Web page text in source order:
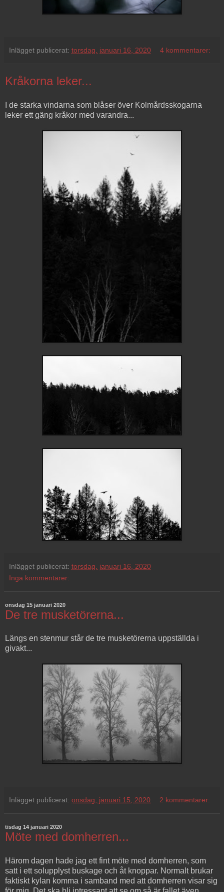
Inlägget publicerat: torsdag, januari 16, 2020 4 kommentarer:
Kråkorna leker...
I de starka vindarna som blåser över Kolmårdsskogarna
leker ett gäng kråkor med varandra...
Inlägget publicerat: torsdag, januari 16, 2020
Inga kommentarer:
onsdag 15 januari 2020
De tre musketörerna...
Längs en stenmur står de tre musketörerna uppställda i
givakt...
Inlägget publicerat: onsdag, januari 15, 2020 2 kommentarer:
tisdag 14 januari 2020
Möte med domherren...
Härom dagen hade jag ett fint möte med domherren, som
satt i ett solupplyst buskage och åt knoppar. Normalt brukar
faktiskt kylan komma i samband med att domherren visar sig